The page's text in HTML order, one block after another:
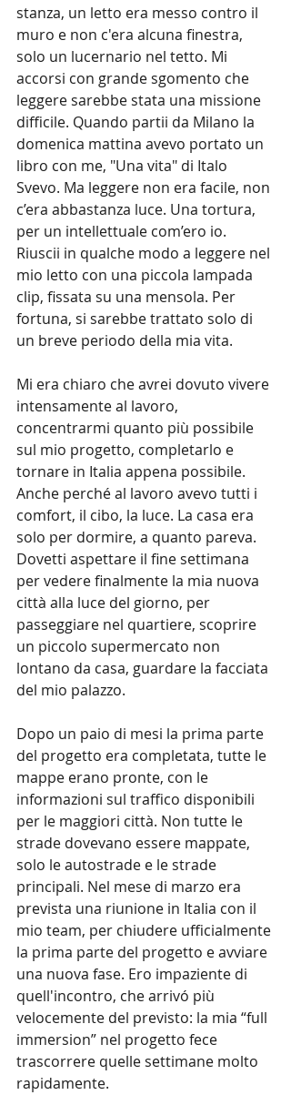
stanza, un letto era messo contro il
muro e non c'era alcuna finestra,
solo un lucernario nel tetto. Mi
accorsi con grande sgomento che
leggere sarebbe stata una missione
difficile. Quando partii da Milano la
domenica mattina avevo portato un
libro con me, "Una vita" di Italo
Svevo. Ma leggere non era facile, non
c’era abbastanza luce. Una tortura,
per un intellettuale com’ero io.
Riuscii in qualche modo a leggere nel
mio letto con una piccola lampada
clip, fissata su una mensola. Per
fortuna, si sarebbe trattato solo di
un breve periodo della mia vita.
Mi era chiaro che avrei dovuto vivere
intensamente al lavoro,
concentrarmi quanto più possibile
sul mio progetto, completarlo e
tornare in Italia appena possibile.
Anche perché al lavoro avevo tutti i
comfort, il cibo, la luce. La casa era
solo per dormire, a quanto pareva.
Dovetti aspettare il fine settimana
per vedere finalmente la mia nuova
città alla luce del giorno, per
passeggiare nel quartiere, scoprire
un piccolo supermercato non
lontano da casa, guardare la facciata
del mio palazzo.
Dopo un paio di mesi la prima parte
del progetto era completata, tutte le
mappe erano pronte, con le
informazioni sul traffico disponibili
per le maggiori città. Non tutte le
strade dovevano essere mappate,
solo le autostrade e le strade
principali. Nel mese di marzo era
prevista una riunione in Italia con il
mio team, per chiudere ufficialmente
la prima parte del progetto e avviare
una nuova fase. Ero impaziente di
quell'incontro, che arrivó più
velocemente del previsto: la mia “full
immersion” nel progetto fece
trascorrere quelle settimane molto
rapidamente.